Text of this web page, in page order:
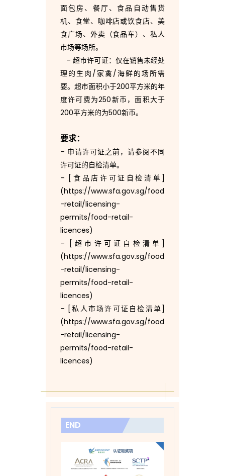
面包房、餐厅、食品自动售货
机、食堂、咖啡店或饮食店、美
食广场、外卖（食品车）、私人
市场等场所。
– 超市许可证：仅在销售未经处
理的生肉/家禽/海鲜的场所需
要。超市面积小于200平方米的年
度许可费为250新币，面积大于
200平方米的为500新币。
要求：
– 申请许可证之前，请参阅不同
许可证的自检清单。
– [食品店许可证自检清单]
(https://www.sfa.gov.sg/food
-retail/licensing-
permits/food-retail-
licences)
– [超市许可证自检清单]
(https://www.sfa.gov.sg/food
-retail/licensing-
permits/food-retail-
licences)
– [私人市场许可证自检清单]
(https://www.sfa.gov.sg/food
-retail/licensing-
permits/food-retail-
licences)
END